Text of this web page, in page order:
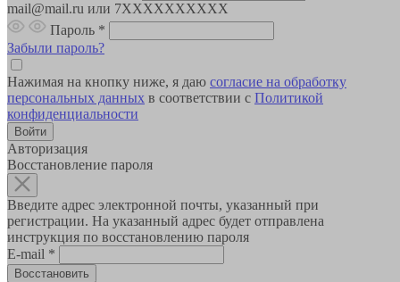
mail@mail.ru или 7XXXXXXXXXX
Пароль *
Забыли пароль?
Нажимая на кнопку ниже, я даю согласие на обработку
персональных данных в соответствии с Политикой
конфиденциальности
Авторизация
Восстановление пароля
Введите адрес электронной почты, указанный при
регистрации. На указанный адрес будет отправлена
инструкция по восстановлению пароля
E-mail *